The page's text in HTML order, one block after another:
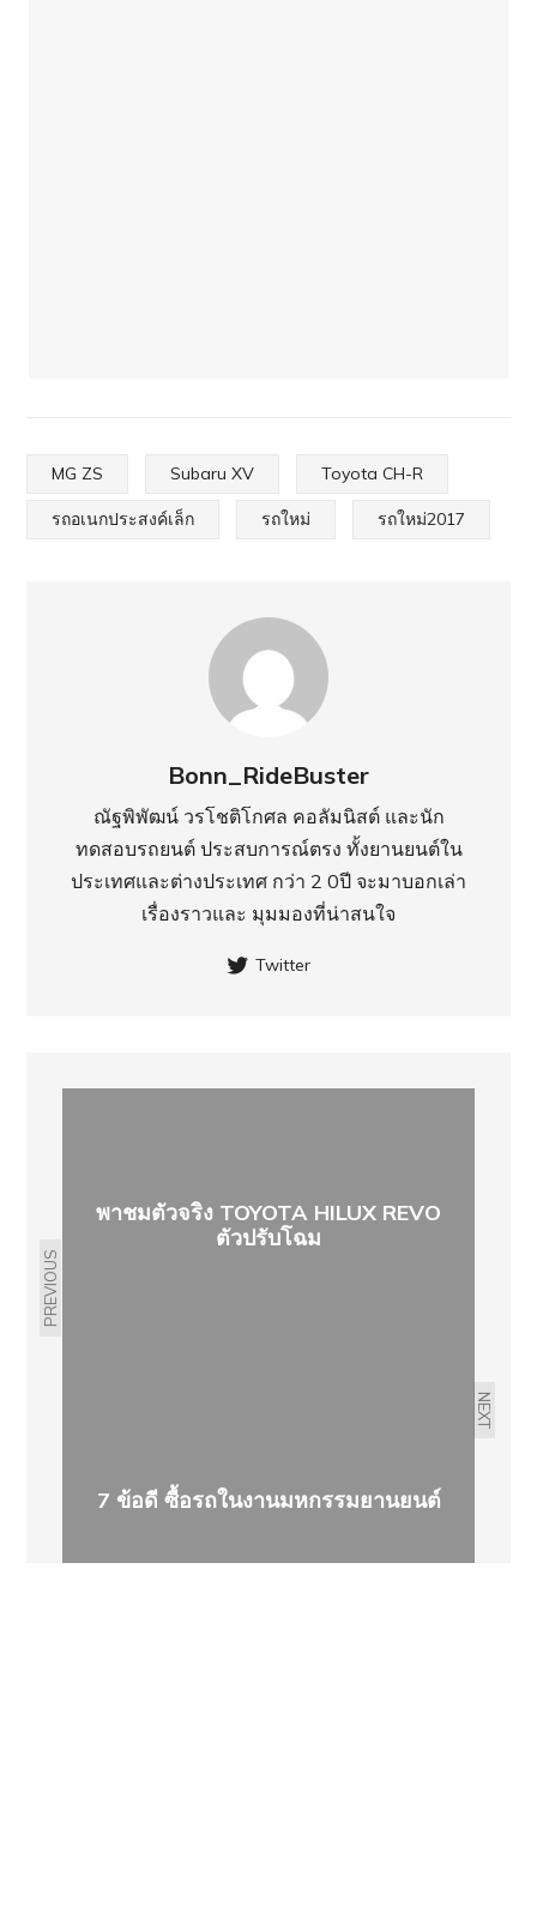
MG ZS Subaru XV Toyota CH-R
รถอเนกประสงค์เล็ก รถใหม่ รถใหม่2017
Bonn_RideBuster
ณัฐพิพัฒน์ วรโชติโกศล คอลัมนิสต์ และนัก
ทดสอบรถยนต์ ประสบการณ์ตรง ทั้งยานยนต์ใน
ประเทศ​และต่างประเทศ กว่า 2 0ปี จะมาบอกเล่า
เรื่องราวและ มุมมองที่น่าสนใจ
Twitter
PREVIOUS
พาชมตัวจริง TOYOTA HILUX REVO
ตัวปรับโฉม
NEXT
7 ข้อดี ซื้อรถในงานมหกรรมยานยนต์